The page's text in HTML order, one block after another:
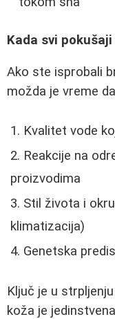
Kada svi
Ako ste isprobali
možda je vreme
Kvalitet vode
Reakcije na
proizvodima
Stil života i
klimatizacija)
Genetska
Ključ je u
koža je